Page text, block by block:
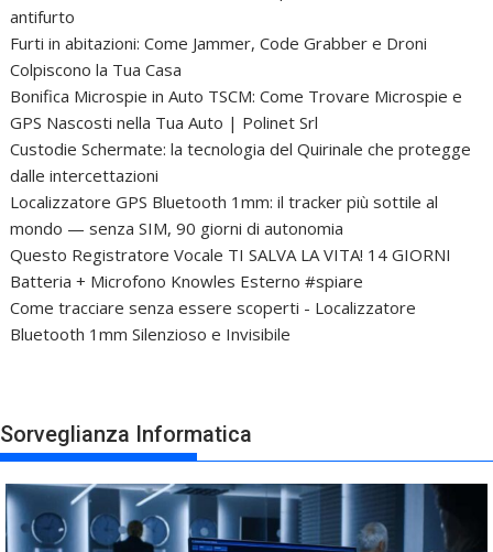
antifurto
Furti in abitazioni: Come Jammer, Code Grabber e Droni
Colpiscono la Tua Casa
Bonifica Microspie in Auto TSCM: Come Trovare Microspie e
GPS Nascosti nella Tua Auto | Polinet Srl
Custodie Schermate: la tecnologia del Quirinale che protegge
dalle intercettazioni
Localizzatore GPS Bluetooth 1mm: il tracker più sottile al
mondo — senza SIM, 90 giorni di autonomia
Questo Registratore Vocale TI SALVA LA VITA! 14 GIORNI
Batteria + Microfono Knowles Esterno #spiare
Come tracciare senza essere scoperti - Localizzatore
Bluetooth 1mm Silenzioso e Invisibile
Sorveglianza Informatica